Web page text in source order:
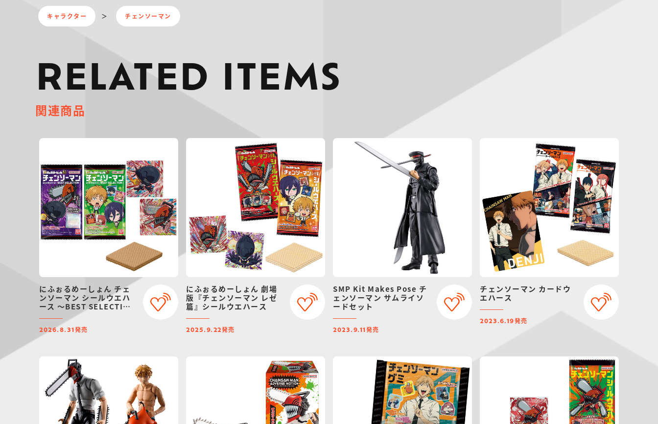
キャラクター チェンソーマン
RELATED ITEMS
関連商品
にふぉるめーしょん チェ
ンソーマン シールウエハ
ース ～BEST SELECTION
2026.8.31 発売
にふぉるめーしょん 劇場
版『チェンソーマン レゼ
篇』シールウエハース
2025.9.22発売
SMP Kit Makes Pose チ
ェンソーマン サムライソ
ードセット
2023.9.11 発売
チェンソーマン カードウ
エハース
2023.6.19発売